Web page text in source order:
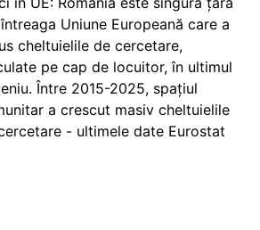
Uniune Europeană care a
cheltuielile de cercetare,
pe cap de locuitor, în ultimul
Între 2015-2025, spațiul
a crescut masiv cheltuielile
- ultimele date Eurostat